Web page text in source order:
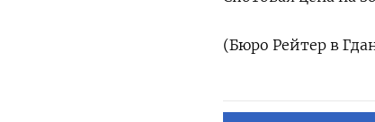
(Бюро Рейтер в